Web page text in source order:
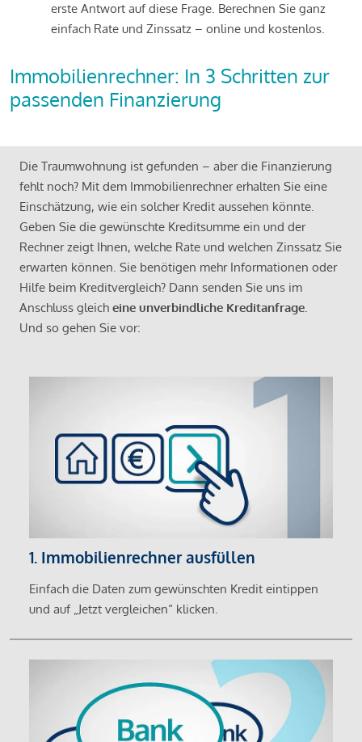
erste Antwort auf diese Frage. Berechnen Sie ganz
einfach Rate und Zinssatz – online und kostenlos.
Immobilienrechner: In 3 Schritten zur
passenden Finanzierung
Die Traumwohnung ist gefunden – aber die Finanzierung
fehlt noch? Mit dem Immobilienrechner erhalten Sie eine
Einschätzung, wie ein solcher Kredit aussehen könnte.
Geben Sie die gewünschte Kreditsumme ein und der
Rechner zeigt Ihnen, welche Rate und welchen Zinssatz Sie
erwarten können. Sie benötigen mehr Informationen oder
Hilfe beim Kreditvergleich? Dann senden Sie uns im
Anschluss gleich eine unverbindliche Kreditanfrage.
Und so gehen Sie vor:
1. Immobilienrechner ausfüllen
Einfach die Daten zum gewünschten Kredit eintippen
und auf „Jetzt vergleichen“ klicken.